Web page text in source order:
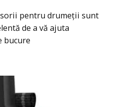
pentru drumeții sunt
de a vă ajuta
bucure